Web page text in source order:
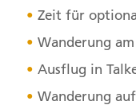
Zeit für
Wanderung
Ausflug in
Wanderung